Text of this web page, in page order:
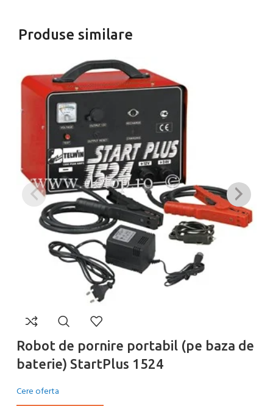
Produse similare
Robot de pornire portabil (pe baza de
baterie) StartPlus 1524
Cere oferta